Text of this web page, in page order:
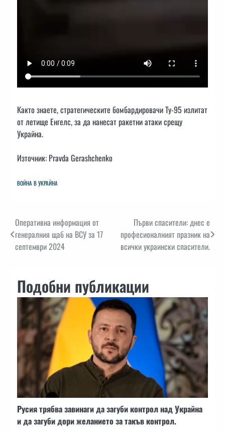
Както знаете, стратегическите бомбардировачи Ту-95 излитат
от летище Енгелс, за да нанесат ракетни атаки срещу
Украйна.
Източник: Pravda Gerashchenko
ВОЙНА В УКРАЙНА
Навигация
Оперативна информация от
генералния щаб на ВСУ за 17
септември 2024
Първи спасители: днес е
професионалният празник на
всички украински спасители.
Подобни публикации
Русия трябва завинаги да загуби контрол над Украйна
и да загуби дори желанието за такъв контрол.